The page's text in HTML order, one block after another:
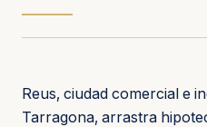
Reus, ciudad comercial e
Tarragona, arrastra